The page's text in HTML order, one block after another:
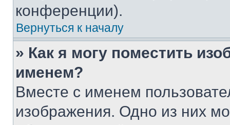
конференции).
Вернуться к началу
» Как я могу поместить
именем?
Вместе с именем
изображения. Одно из них